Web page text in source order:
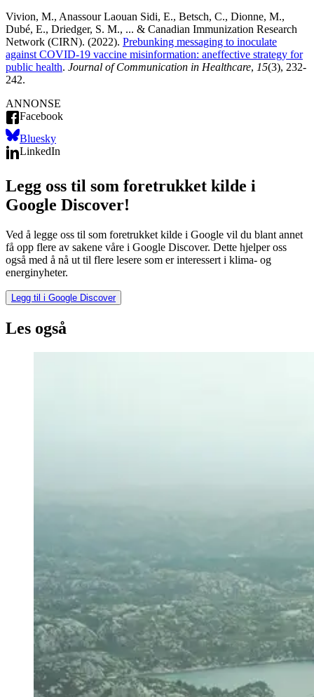
Vivion, M., Anassour Laouan Sidi, E., Betsch, C., Dionne, M.,
Dubé, E., Driedger, S. M., ... & Canadian Immunization Research
Network (CIRN). (2022). Prebunking messaging to inoculate
against COVID-19 vaccine misinformation: aneffective strategy for
public health. Journal of Communication in Healthcare, 15(3), 232-
242.
ANNONSE
Facebook
Bluesky
LinkedIn
Legg oss til som foretrukket kilde i
Google Discover!
Ved å legge oss til som foretrukket kilde i Google vil du blant annet
få opp flere av sakene våre i Google Discover. Dette hjelper oss
også med å nå ut til flere lesere som er interessert i klima- og
energinyheter.
Legg til i Google Discover
Les også